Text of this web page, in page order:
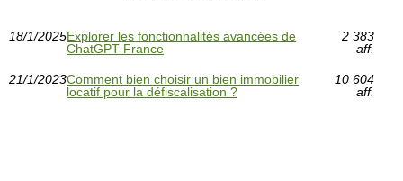
18/1/2025Explorer les fonctionnalités avancées de
ChatGPT France
2 383
aff.
21/1/2023Comment bien choisir un bien immobilier
locatif pour la défiscalisation ?
10 604
aff.